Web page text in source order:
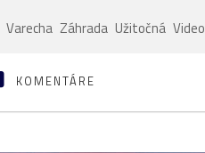
Varecha Záhrada Užitočná Video
KOMENTÁRE